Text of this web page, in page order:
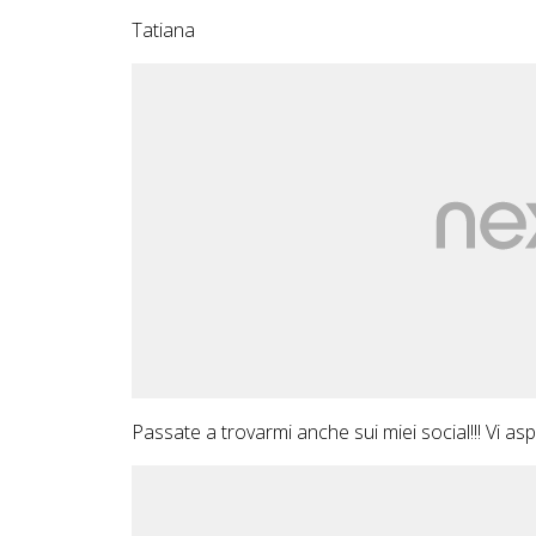
Tatiana
Passate a trovarmi anche sui miei social!!! Vi